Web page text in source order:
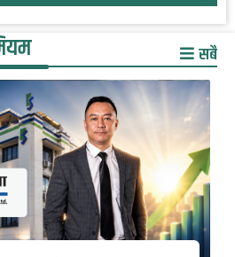
सबै